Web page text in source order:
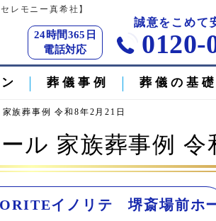
レモニー真希社】
誠意をこめて
24時間365日
電話対応
0120-
葬儀事例 葬儀の基
族葬事例 令和8年2月21日
ル 家族葬事例 令
イノリテ 堺斎場前ホ